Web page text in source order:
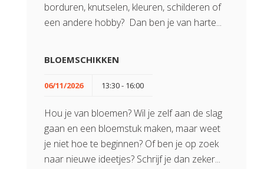
borduren, knutselen, kleuren, schilderen of
een andere hobby? Dan ben je van harte...
BLOEMSCHIKKEN
06/11/2026 13:30 - 16:00
Hou je van bloemen? Wil je zelf aan de slag
gaan en een bloemstuk maken, maar weet
je niet hoe te beginnen? Of ben je op zoek
naar nieuwe ideetjes? Schrijf je dan zeker...